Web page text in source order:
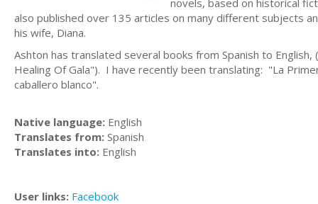
also published over 135 articles on many different subjects
his wife, Diana.
Ashton has translated several books from Spanish to
Healing Of Gala"). I have recently been translating: "La
caballero blanco".
Native language: English
Translates from: Spanish
Translates into: English
User links: Facebook